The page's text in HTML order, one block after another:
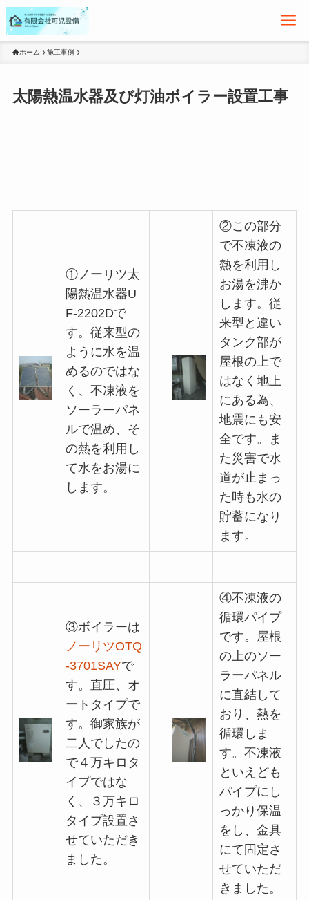
ホーム 施工事例
太陽熱温水器及び灯油ボイラー設置工事
①ノーリツ太
陽熱温水器U
F-2202Dで
す。従来型の
ように水を温
めるのではな
く、不凍液を
ソーラーパネ
ルで温め、そ
の熱を利用し
て水をお湯に
します。
②この部分
で不凍液の
熱を利用し
お湯を沸か
します。従
来型と違い
タンク部が
屋根の上で
はなく地上
にある為、
地震にも安
全です。ま
た災害で水
道が止まっ
た時も水の
貯蓄になり
ます。
③ボイラーは
ノーリツOTQ
-3701SAYで
す。直圧、オ
ートタイプで
す。御家族が
二人でしたの
で４万キロタ
イプではな
く、３万キロ
タイプ設置さ
せていただき
ました。
④不凍液の
循環パイプ
です。屋根
の上のソー
ラーパネル
に直結して
おり、熱を
循環しま
す。不凍液
といえども
パイプにし
っかり保温
をし、金具
にて固定さ
せていただ
きました。